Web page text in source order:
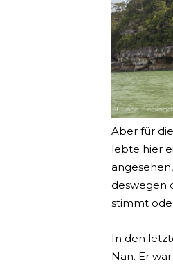
Aber für
lebte hier
deswegen
stimmt
In den
Nan. Er